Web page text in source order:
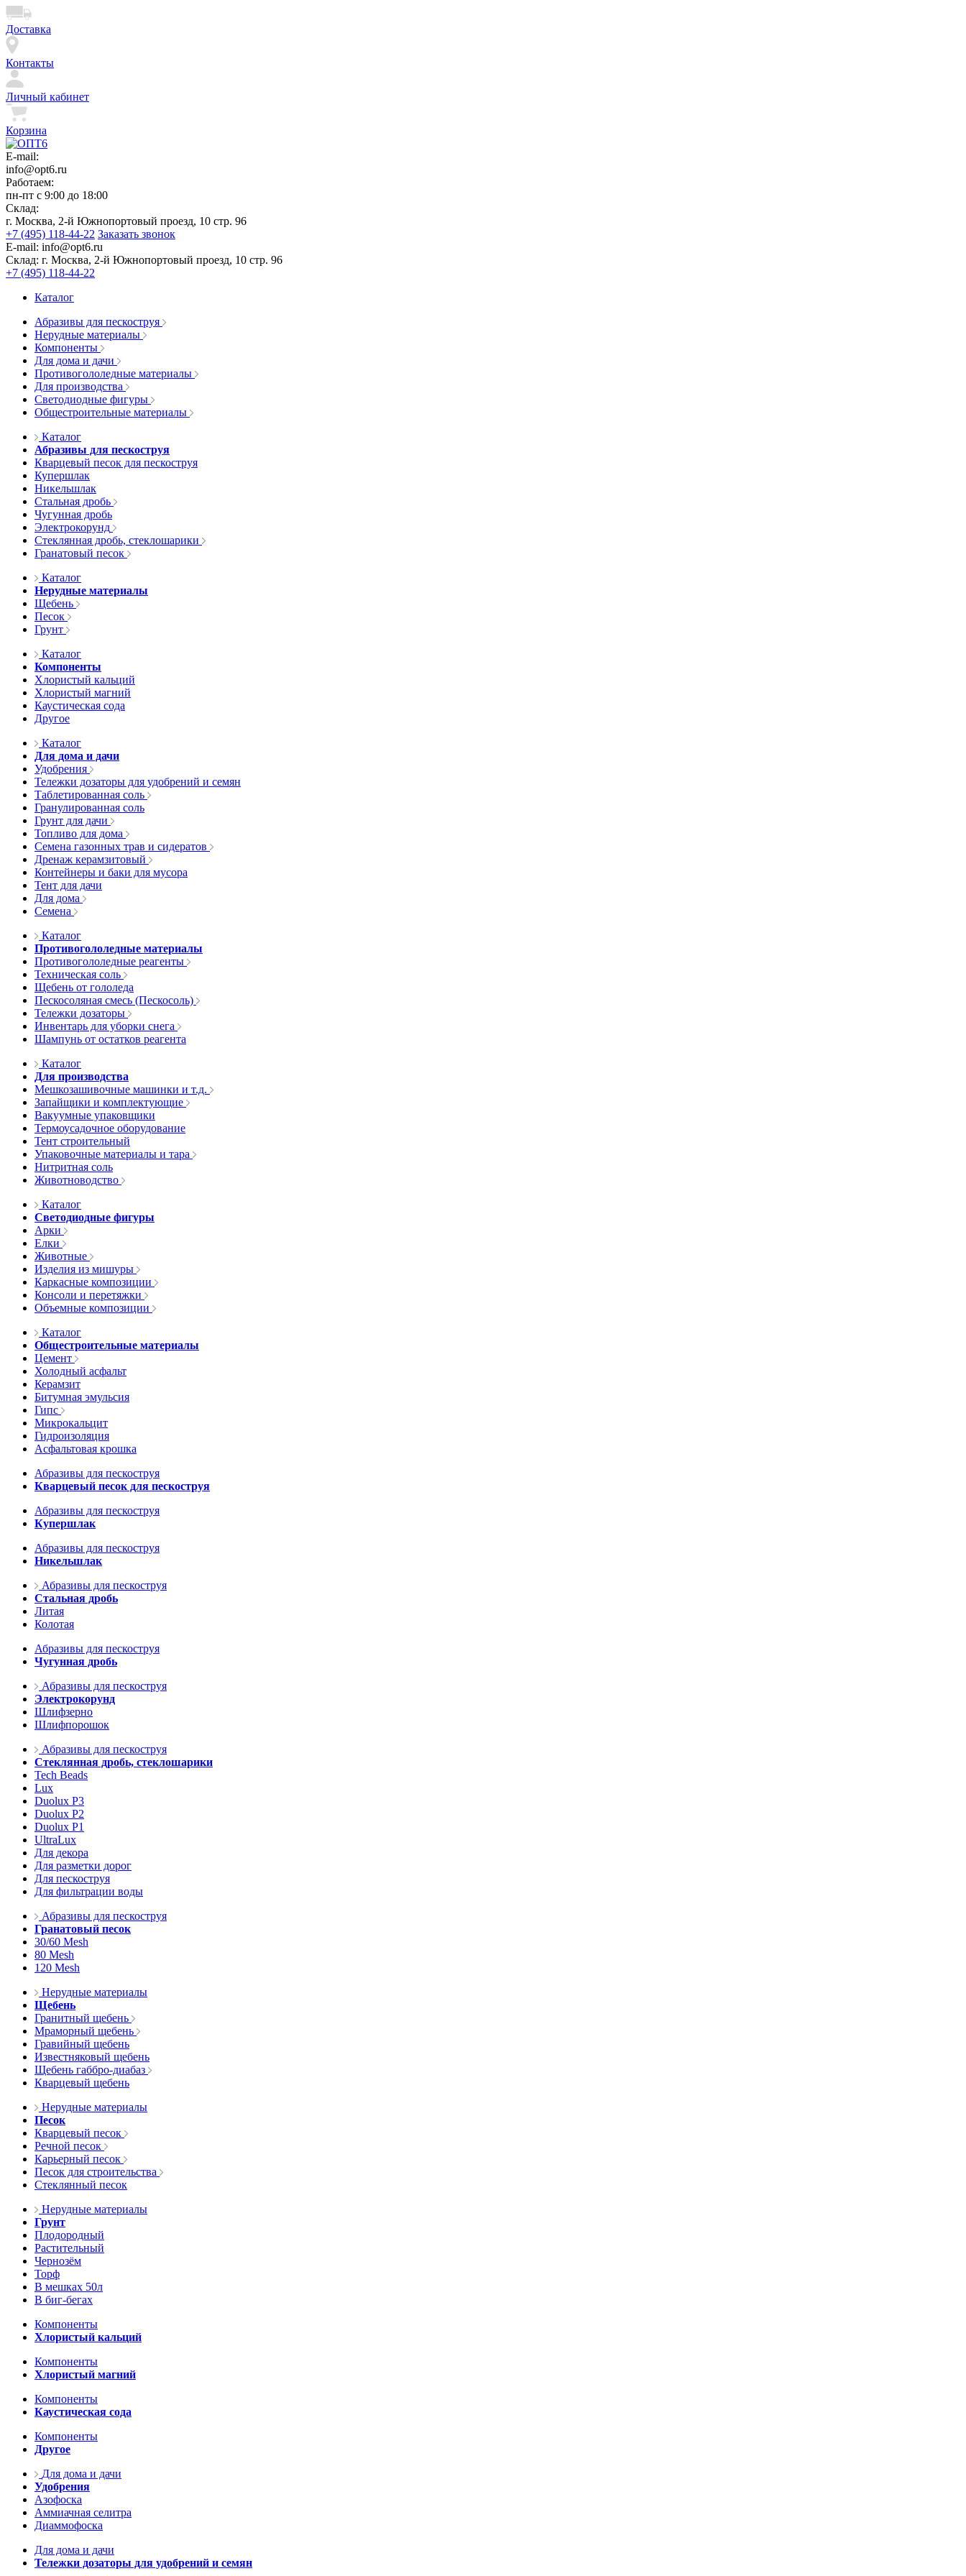
Доставка
Контакты
Личный кабинет
Корзина
E-mail:
info@opt6.ru
Работаем:
пн-пт с 9:00 до 18:00
Склад:
г. Москва, 2-й Южнопортовый проезд, 10 стр. 96
+7 (495) 118-44-22 Заказать звонок
E-mail: info@opt6.ru
Склад: г. Москва, 2-й Южнопортовый проезд, 10 стр. 96
+7 (495) 118-44-22
Каталог
Абразивы для пескоструя
Нерудные материалы
Компоненты
Для дома и дачи
Противогололедные материалы
Для производства
Светодиодные фигуры
Общестроительные материалы
Каталог
Абразивы для пескоструя
Кварцевый песок для пескоструя
Купершлак
Никельшлак
Стальная дробь
Чугунная дробь
Электрокорунд
Стеклянная дробь, стеклошарики
Гранатовый песок
Каталог
Нерудные материалы
Щебень
Песок
Грунт
Каталог
Компоненты
Хлористый кальций
Хлористый магний
Каустическая сода
Другое
Каталог
Для дома и дачи
Удобрения
Тележки дозаторы для удобрений и семян
Таблетированная соль
Гранулированная соль
Грунт для дачи
Топливо для дома
Семена газонных трав и сидератов
Дренаж керамзитовый
Контейнеры и баки для мусора
Тент для дачи
Для дома
Семена
Каталог
Противогололедные материалы
Противогололедные реагенты
Техническая соль
Щебень от гололеда
Пескосоляная смесь (Пескосоль)
Тележки дозаторы
Инвентарь для уборки снега
Шампунь от остатков реагента
Каталог
Для производства
Мешкозашивочные машинки и т.д.
Запайщики и комплектующие
Вакуумные упаковщики
Термоусадочное оборудование
Тент строительный
Упаковочные материалы и тара
Нитритная соль
Животноводство
Каталог
Светодиодные фигуры
Арки
Елки
Животные
Изделия из мишуры
Каркасные композиции
Консоли и перетяжки
Объемные композиции
Каталог
Общестроительные материалы
Цемент
Холодный асфальт
Керамзит
Битумная эмульсия
Гипс
Микрокальцит
Гидроизоляция
Асфальтовая крошка
Абразивы для пескоструя
Кварцевый песок для пескоструя
Абразивы для пескоструя
Купершлак
Абразивы для пескоструя
Никельшлак
Абразивы для пескоструя
Стальная дробь
Литая
Колотая
Абразивы для пескоструя
Чугунная дробь
Абразивы для пескоструя
Электрокорунд
Шлифзерно
Шлифпорошок
Абразивы для пескоструя
Стеклянная дробь, стеклошарики
Tech Beads
Lux
Duolux P3
Duolux P2
Duolux P1
UltraLux
Для декора
Для разметки дорог
Для пескоструя
Для фильтрации воды
Абразивы для пескоструя
Гранатовый песок
30/60 Mesh
80 Mesh
120 Mesh
Нерудные материалы
Щебень
Гранитный щебень
Мраморный щебень
Гравийный щебень
Известняковый щебень
Щебень габбро-диабаз
Кварцевый щебень
Нерудные материалы
Песок
Кварцевый песок
Речной песок
Карьерный песок
Песок для строительства
Стеклянный песок
Нерудные материалы
Грунт
Плодородный
Растительный
Чернозём
Торф
В мешках 50л
В биг-бегах
Компоненты
Хлористый кальций
Компоненты
Хлористый магний
Компоненты
Каустическая сода
Компоненты
Другое
Для дома и дачи
Удобрения
Азофоска
Аммиачная селитра
Диаммофоска
Для дома и дачи
Тележки дозаторы для удобрений и семян